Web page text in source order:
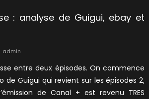
: analyse de Guigui, ebay et
Author
admin
entre deux épisodes. On commence
de Guigui qui revient sur les épisodes 2,
de Canal + est revenu TRES